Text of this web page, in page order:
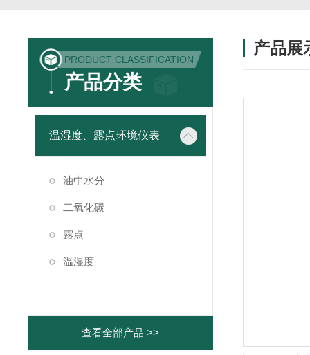
PRODUCT CLASSIFICATION
产品分类
温湿度、露点环境仪表
油中水分
二氧化碳
露点
温湿度
查看全部产品 >>
产品展